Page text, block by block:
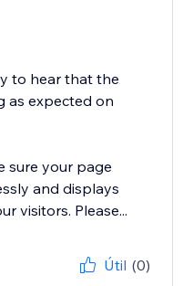
to hear that the
as expected on
sure your page
and displays
visitors. Please...
Útil (0)